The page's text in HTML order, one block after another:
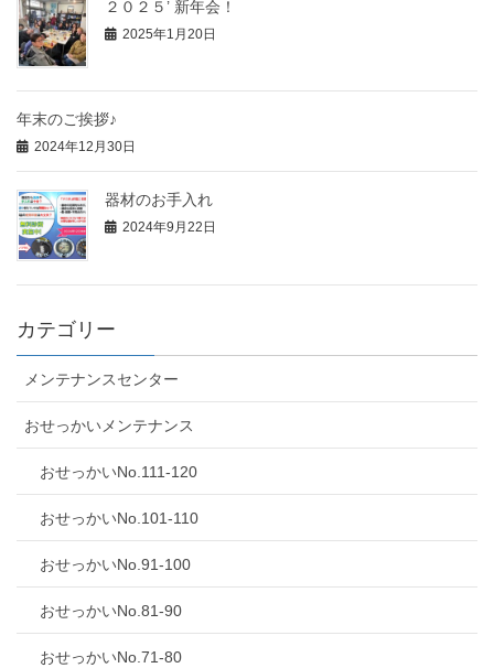
２０２５’ 新年会！
2025年1月20日
年末のご挨拶♪
2024年12月30日
器材のお手入れ
2024年9月22日
カテゴリー
メンテナンスセンター
おせっかいメンテナンス
おせっかいNo.111-120
おせっかいNo.101-110
おせっかいNo.91-100
おせっかいNo.81-90
おせっかいNo.71-80